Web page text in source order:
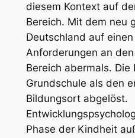
diesem Kontext auf
Bereich. Mit dem neu
Deutschland auf
Anforderungen an
Bereich abermals.
Grundschule als den
Bildungsort abgelöst.
Phase der Kindheit